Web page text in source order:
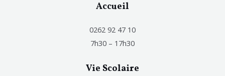
Accueil
0262 92 47 10
7h30 – 17h30
Vie Scolaire